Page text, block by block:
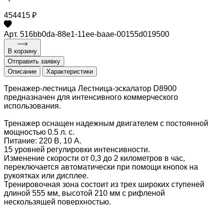
454415 ₽
Арт. 516bb0da-88e1-11ee-baae-00155d019500
В корзину
Отправить заявку
Описание
Характеристики
Тренажер-лестница Лестница-эскалатор D8900
предназначен для интенсивного коммерческого
использования.
Тренажер оснащен надежным двигателем с постоянной
мощностью 0.5 л. с.
Питание: 220 В, 10 А.
15 уровней регулировки интенсивности.
Изменение скорости от 0,3 до 2 километров в час,
переключается автоматически при помощи кнопок на
рукоятках или дисплее.
Тренировочная зона состоит из трех широких ступеней
длиной 555 мм, высотой 210 мм с рифленой
нескользящей поверхностью.